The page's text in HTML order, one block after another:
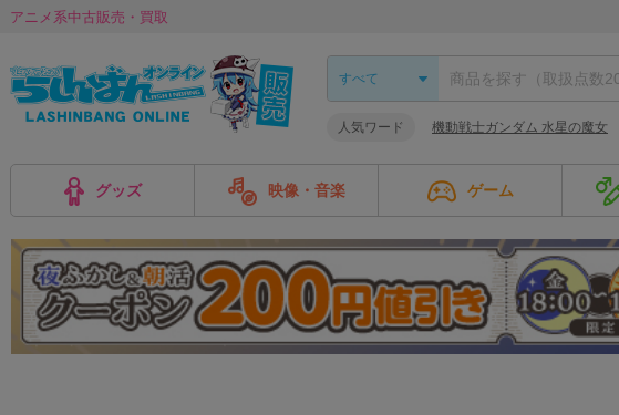
アニメ系中古販売・買取
人気ワード 機動戦士ガンダム 水星の魔女
グッズ 映像・音楽 ゲーム